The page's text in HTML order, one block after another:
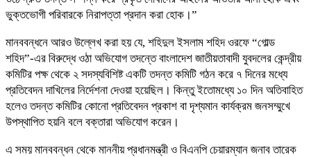
ভুক্তভোগী পরিবারকে নিরাপত্তা প্রদান করা হোক।”
মানববন্ধনে আরও উল্লেখ করা হয় যে, শহিদুল ইসলাম শহিদ ওরফে “গোল্ড
শহিদ”-এর বিরুদ্ধে ওঠা অভিযোগ তদন্তে বাংলাদেশ জাতীয়তাবাদী যুবদলের কেন্দ্রীয়
কমিটির পক্ষ থেকে ২ সদস্যবিশিষ্ট একটি তদন্ত কমিটি গঠন করে ৭ দিনের মধ্যে
প্রতিবেদন দাখিলের নির্দেশনা দেওয়া হয়েছিল। কিন্তু ইতোমধ্যে ১০ দিন অতিবাহিত
হলেও তদন্ত কমিটির কোনো প্রতিবেদন প্রকাশ বা দৃশ্যমান কার্যক্রম জনসম্মুখে
উপস্থাপিত হয়নি বলে বক্তারা অভিযোগ করেন।
এ সময় মানববন্ধন থেকে মাননীয় প্রধানমন্ত্রী ও বিএনপি চেয়ারম্যান জনাব তারেক